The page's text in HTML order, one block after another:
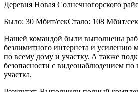
Деревня Новая Солнечногорского
Было: 30 Мбит/секСтало: 108 Мбит/сек
Нашей командой были выполнены
безлимитного интернета и усилению
по всему дому и участку. А также
безопасности с видеонаблюдением по
участка.